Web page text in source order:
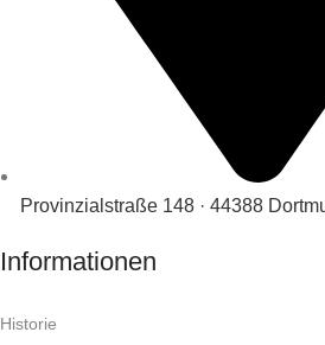
Provinzialstraße 148 · 44388
Informationen
Historie